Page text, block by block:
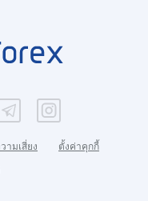
ามเสี่ยง ตั้งค่าคุกกี้